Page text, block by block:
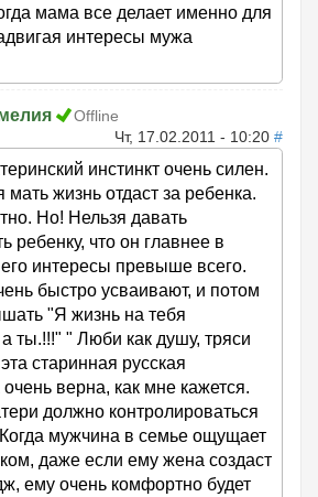
мама все делает именно для
интересы мужа
Offline
Чт, 17.02.2011 - 10:20 #
инстинкт очень силен.
жизнь отдаст за ребенка.
Но! Нельзя давать
ребенку, что он главнее в
интересы превыше всего.
быстро усваивают, и потом
"Я жизнь на тебя
ты.!!!" " Люби как душу, тряси
старинная русская
верна, как мне кажется.
должно контролироваться
мужчина в семье ощущает
даже если ему жена создаст
ему очень комфортно будет